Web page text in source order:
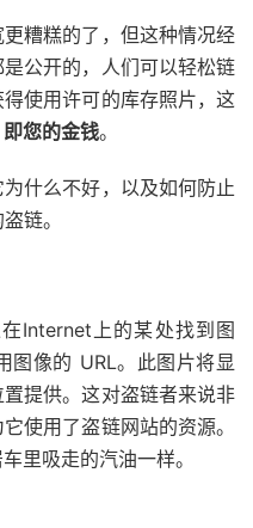
糟糕的了，但这种情况经
公开的，人们可以轻松链
使用许可的库存照片，这
您的金钱。
什么不好，以及如何防止
链。
Internet上的某处找到图
图像的 URL。此图片将显
提供。这对盗链者来说非
使用了盗链网站的资源。
里吸走的汽油一样。